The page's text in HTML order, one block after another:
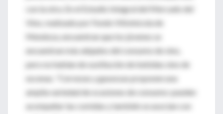
con la otra. En el Estudio Integral del Mercado del
Vino, realizado por Fondo Vitivinícola de
Mendoza, encuentran que los jóvenes se
encuentran más alejados del consumo de vino,
pero no hablan de sustitución de bebidas sino de
escenas. "Cervezas y gaseosas proponen una
amplia variedad de ocasiones de consumo: pueden
acompañar las comidas y también se asocian con